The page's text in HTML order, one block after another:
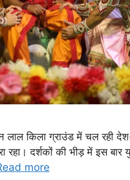
लाल किला ग्राउंड में चल रही
दर्शकों की भीड़ में इस बार
more